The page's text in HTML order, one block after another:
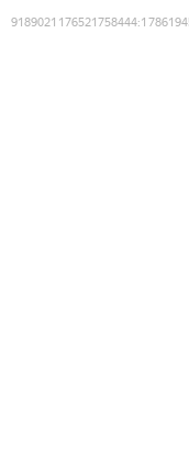
9189021176521758444: